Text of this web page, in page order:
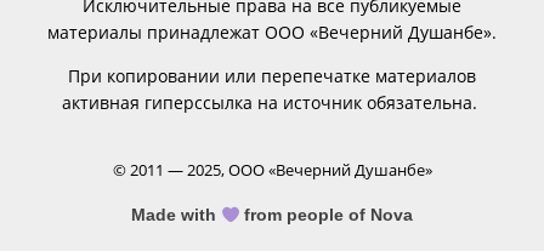
Исключительные права на все публикуемые
материалы принадлежат ООО «Вечерний Душанбе».
При копировании или перепечатке материалов
активная гиперссылка на источник обязательна.
© 2011 — 2025, ООО «Вечерний Душанбе»
Made with from people of Nova